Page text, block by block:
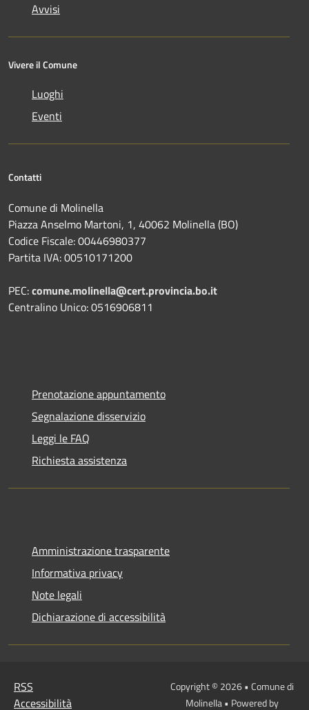
Avvisi
Vivere il Comune
Luoghi
Eventi
Contatti
Comune di Molinella
Piazza Anselmo Martoni, 1, 40062 Molinella (BO)
Codice Fiscale: 00446980377
Partita IVA: 00510171200
PEC:comune.molinella@cert.provincia.bo.it
Centralino Unico: 0516906811
Prenotazione appuntamento
Segnalazione disservizio
Leggi le FAQ
Richiesta assistenza
Amministrazione trasparente
Informativa privacy
Note legali
Dichiarazione di accessibilità
RSS
Accessibilità
Copyright © 2026 • Comune di
Molinella • Powered by